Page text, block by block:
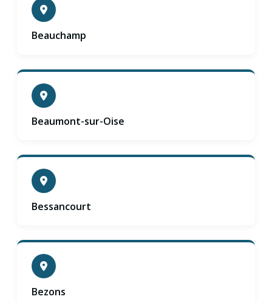
Beauchamp
Beaumont-sur-Oise
Bessancourt
Bezons